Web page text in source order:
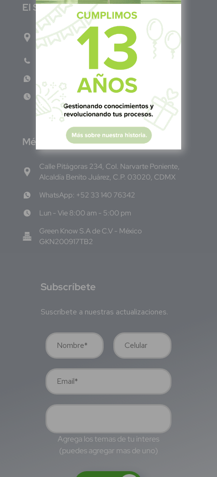
El Salvador
1ro Cll Pte, y 61 Av Nte, #3206, Local 9, San
Salvador Centro
Teléfono: +503 6986 1402
WhatsApp: +503 7687 3923
Lun - Vie 8:00am - 5:00pm
México
Calle Pitágoras 234, Col. Narvarte Poniente,
Alcaldía Benito Juárez, C.P. 03020, CDMX
WhatsApp: +52 33 140 76342
Lun - Vie 8:00 am - 5:00 pm
Green Know S.A de C.V - México
GKN200917TB2
Subscríbete
Suscríbete a nuestras actualizaciones.
Agrega los temas de tu interes
(puedes agregar mas de uno)